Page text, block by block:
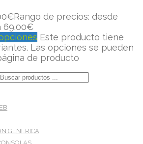
€Rango de precios: desde
69.00€
Este producto tiene
Las opciones se pueden
de producto
GENERICA